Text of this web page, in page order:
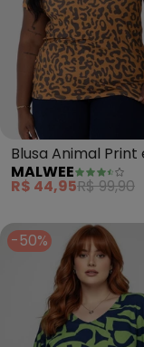
Blusa Animal Print
Malha Plus
MALWEE
R$ 44,95R$ 99,90
-50%